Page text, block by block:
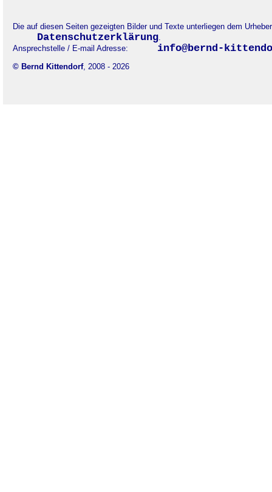
Die auf diesen Seiten gezeigten Bilder und Texte unterliegen dem
Datenschutzerklärung.
Ansprechstelle / E-mail Adresse:
info@bernd-
© Bernd Kittendorf, 2008 - 2026